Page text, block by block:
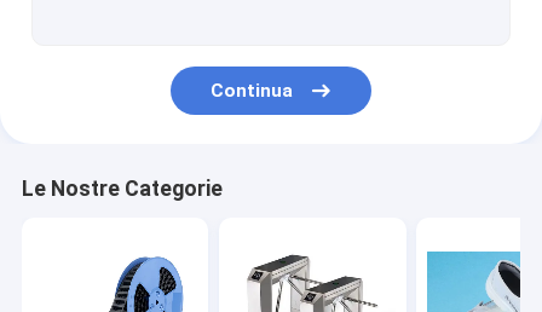
Continua
Le Nostre Categorie